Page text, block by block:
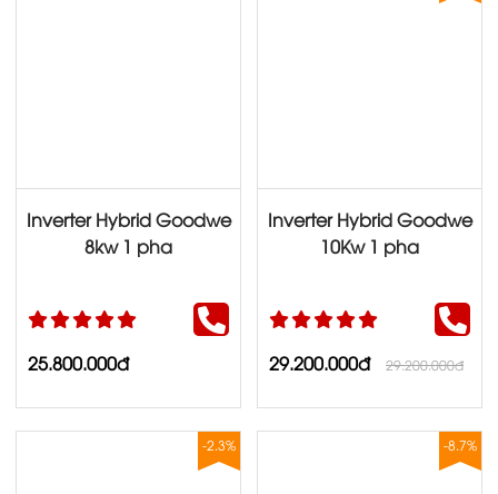
Inverter Hybrid Goodwe
8kw 1 pha
25.800.000đ
Inverter Hybrid Goodwe
10Kw 1 pha
29.200.000đ 29.200.000đ
-2.3% -8.7%